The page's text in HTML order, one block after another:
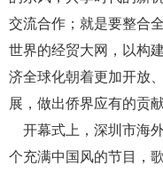
交流合作；就是要整合
世界的经贸大网，以构
济全球化朝着更加开放
展，做出侨界应有的贡献
开幕式上，深圳市海
个充满中国风的节目，